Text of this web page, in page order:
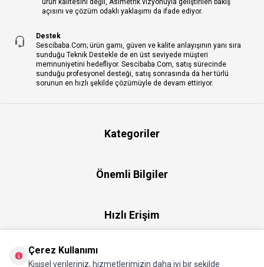
ürün kalitesini değil, Asimetrik vizyonuyla geliştirilen bakış
açısını ve çözüm odaklı yaklaşımı da ifade ediyor.
Destek
Sescibaba.Com; ürün gamı, güven ve kalite anlayışının yanı sıra
sunduğu Teknik Destekle de en üst seviyede müşteri
memnuniyetini hedefliyor. Sescibaba.Com, satış sürecinde
sunduğu profesyonel desteği, satış sonrasında da her türlü
sorunun en hızlı şekilde çözümüyle de devam ettiriyor.
Kategoriler
Önemli Bilgiler
Hızlı Erişim
Çerez Kullanımı
Kişisel verileriniz, hizmetlerimizin daha iyi bir şekilde